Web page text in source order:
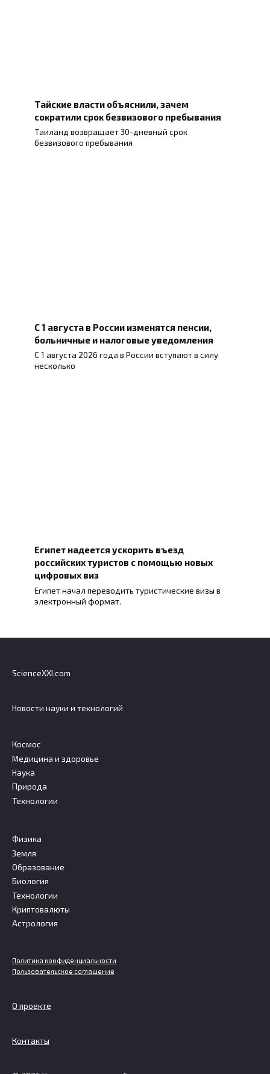
Тайские власти объяснили, зачем
сократили срок безвизового пребывания
Таиланд возвращает 30-дневный срок
безвизового пребывания
С 1 августа в России изменятся пенсии,
больничные и налоговые уведомления
С 1 августа 2026 года в России вступают в силу
несколько
Египет надеется ускорить въезд
российских туристов с помощью новых
цифровых виз
Египет начал переводить туристические визы в
электронный формат.
ScienceXXI.com
Новости науки и технологий
Космос
Медицина и здоровье
Наука
Природа
Технологии
Физика
Земля
Образование
Биология
Технологии
Криптовалюты
Астрология
Политика конфиденциальности
Пользовательское соглашение
О проекте
Контакты